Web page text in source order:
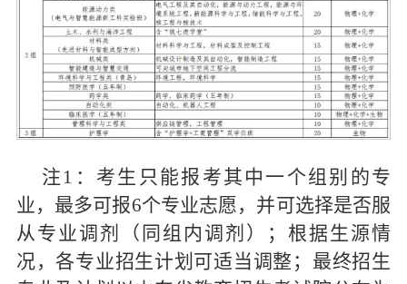
注1：考生只能报考其中一个组别的专
业，最多可报6个专业志愿，并可选择是否服
从专业调剂（同组内调剂）；根据生源情
况，各专业招生计划可适当调整；最终招生